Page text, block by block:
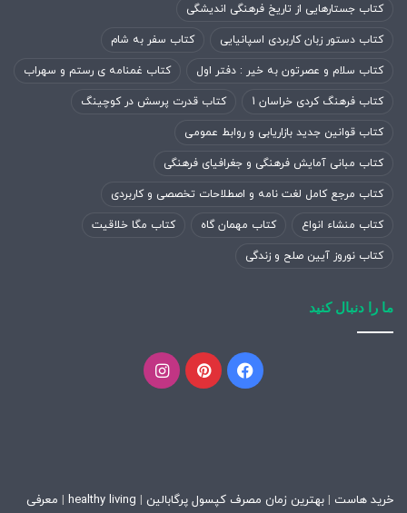
کتاب جستارهایی از تاریخ فرهنگی اندیشگی
کتاب دستور زبان کاربردی اسپانیایی کتاب سفر به شام
کتاب سلام و عصرتون به خیر : دفتر اول کتاب غمنامه ی رستم و سهراب
کتاب فرهنگ کردی خراسان 1 کتاب قدرت پرسش در کوچینگ
کتاب قوانین جدید بازاریابی و روابط عمومی
کتاب مبانی آمایش فرهنگی و جغرافیای فرهنگی
کتاب مرجع کامل لغت نامه و اصطلاحات تخصصی و کاربردی
کتاب منشاء انواع کتاب مهمان گاه کتاب مگا خلاقیت
کتاب نوروز آیین صلح و زندگی
ما را دنبال کنید
فیسبوکپینتریستاینستاگرام
خرید هاست | بهترین زمان مصرف کپسول پرگابالین |
healthy living
| معرفی